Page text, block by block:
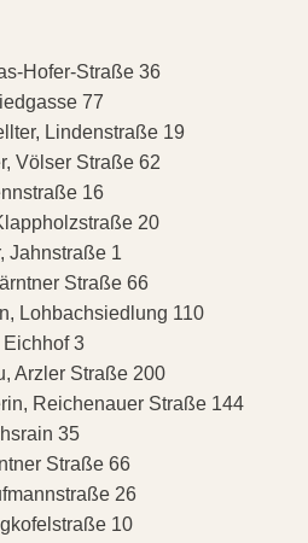
Hofer-Straße 36
77
Lindenstraße 19
Völser Straße 62
16
20
Jahnstraße 1
Straße 66
Lohbachsiedlung 110
3
Arzler Straße 200
Reichenauer Straße 144
35
Straße 66
26
10